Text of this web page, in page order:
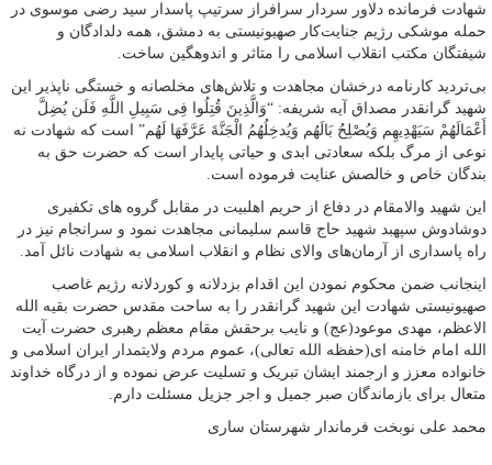
شهادت فرمانده دلاور سردار سرافراز سرتیپ پاسدار سید رضی موسوی در
حمله موشکی رژیم جنایت‌کار صهیونیستی به دمشق، همه دلدادگان و
شیفتگان مکتب انقلاب اسلامی را متاثر و اندوهگین ساخت.
بی‌تردید کارنامه درخشان مجاهدت و تلاش‌های مخلصانه و خستگی ناپذیر این
شهید گرانقدر مصداق آیه شریفه: “وَالَّذِینَ قُتِلُوا فِی سَبِیلِ اللَّهِ فَلَن یُضِلَّ
أَعْمَالَهُمْ سَیَهْدِیهِم وَیُصْلِحُ بَالَهُم وَیُدخِلُهُمُ الْجَنَّةَ عَرَّفَهَا لَهُم” است که شهادت نه
نوعی از مرگ بلکه سعادتی ابدی و حیاتی پایدار است که حضرت حق به
بندگان خاص و خالصش عنایت فرموده است.
این شهید والامقام در دفاع از حریم اهلبیت در مقابل گروه های تکفیری
دوشادوش سپهبد شهید حاج قاسم سلیمانی مجاهدت نمود و سرانجام نیز در
راه پاسداری از آرمان‌های والای نظام و انقلاب اسلامی به شهادت نائل آمد.
اینجانب ضمن محکوم نمودن این اقدام بزدلانه و کوردلانه رژیم غاصب
صهیونیستی شهادت این شهید گرانقدر را به ساحت مقدس حضرت بقیه الله
الاعظم، مهدی موعود(عج) و نایب برحقش مقام معظم رهبری حضرت آیت
الله امام خامنه ای(حفظه الله تعالی)، عموم مردم ولایتمدار ایران اسلامی و
خانواده معزز و ارجمند ایشان تبریک و تسلیت عرض نموده و از درگاه خداوند
متعال برای بازماندگان صبر جمیل و اجر جزیل مسئلت دارم.
محمد علی نوبخت فرماندار شهرستان ساری